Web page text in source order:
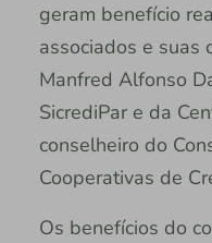
geram benefício
associados e suas
Manfred Alfonso
SicrediPar e da
conselheiro do
Cooperativas de
Os benefícios do